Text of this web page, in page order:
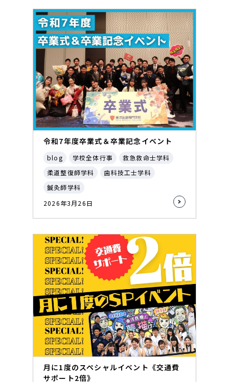
令和7年度卒業式＆卒業記念イベント
blog 学校全体行事
救急救命士学科
柔道整復師学科
歯科技工士学科
鍼灸師学科
2026年3月26日
月に1度のスペシャルイベント《交通費
サポート2倍》